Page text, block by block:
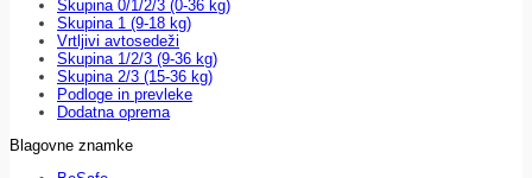
Skupina 0/1/2/3 (0-36 kg)
Skupina 1 (9-18 kg)
Vrtljivi avtosedeži
Skupina 1/2/3 (9-36 kg)
Skupina 2/3 (15-36 kg)
Podloge in prevleke
Dodatna oprema
Blagovne znamke